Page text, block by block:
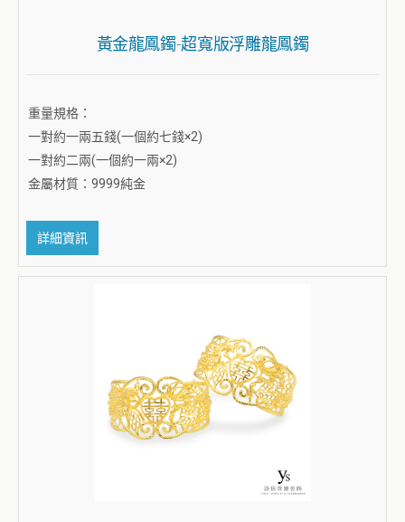
黃金龍鳳鐲-超寬版浮雕龍鳳鐲
重量規格：
一對約一兩五錢(一個約七錢×2)
一對約二兩(一個約一兩×2)
金屬材質：9999純金
詳細資訊